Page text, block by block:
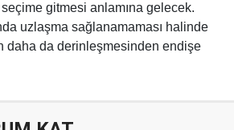
gitmesi anlamına gelecek.
uzlaşma sağlanamaması halinde
daha da derinleşmesinden endişe